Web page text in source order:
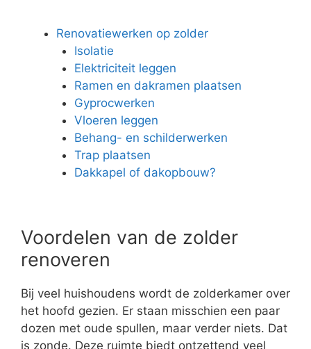
Renovatiewerken op zolder
Isolatie
Elektriciteit leggen
Ramen en dakramen plaatsen
Gyprocwerken
Vloeren leggen
Behang- en schilderwerken
Trap plaatsen
Dakkapel of dakopbouw?
Voordelen van de zolder
renoveren
Bij veel huishoudens wordt de zolderkamer over
het hoofd gezien. Er staan misschien een paar
dozen met oude spullen, maar verder niets. Dat
is zonde. Deze ruimte biedt ontzettend veel